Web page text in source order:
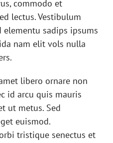
commodo et
lectus. Vestibulum
sadips ipsums
nam elit vols nulla
libero ornare non
id arcu quis mauris
ut metus. Sed
euismod.
tristique senectus et